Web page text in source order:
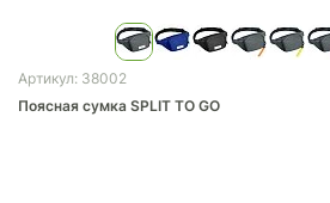
Артикул: 38002
Поясная сумка SPLIT TO GO